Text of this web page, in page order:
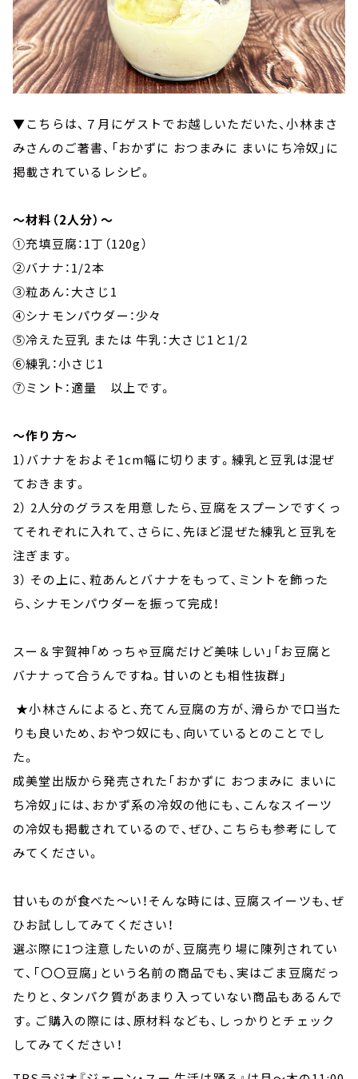
▼こちらは、７月にゲストでお越しいただいた、小林まさ
みさんのご著書、「おかずに おつまみに まいにち冷奴」に
掲載されているレシピ。
～材料（2人分）～
①充填豆腐：1丁（120g）
②バナナ：1/2本
③粒あん：大さじ1
④シナモンパウダー：少々
⑤冷えた豆乳 または 牛乳：大さじ1と1/2
⑥練乳：小さじ1
⑦ミント：適量 以上です。
～作り方～
1）バナナをおよそ1cm幅に切ります。練乳と豆乳は混ぜ
ておきます。
2） 2人分のグラスを用意したら、豆腐をスプーンですくっ
てそれぞれに入れて、さらに、先ほど混ぜた練乳と豆乳を
注ぎます。
3） その上に、粒あんとバナナをもって、ミントを飾った
ら、シナモンパウダーを振って完成！
スー＆宇賀神「めっちゃ豆腐だけど美味しい」「お豆腐と
バナナって合うんですね。甘いのとも相性抜群」
★小林さんによると、充てん豆腐の方が、滑らかで口当た
りも良いため、おやつ奴にも、向いているとのことでし
た。
成美堂出版から発売された「おかずに おつまみに まいに
ち冷奴」には、おかず系の冷奴の他にも、こんなスイーツ
の冷奴も掲載されているので、ぜひ、こちらも参考にして
みてください。
甘いものが食べた～い！そんな時には、豆腐スイーツも、ぜ
ひお試ししてみてください！
選ぶ際に1つ注意したいのが、豆腐売り場に陳列されてい
て、「〇〇豆腐」という名前の商品でも、実はごま豆腐だっ
たりと、タンパク質があまり入っていない商品もあるんで
す。ご購入の際には、原材料なども、しっかりとチェック
してみてください！